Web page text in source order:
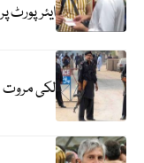
ایئرپورٹ
لکی مروت